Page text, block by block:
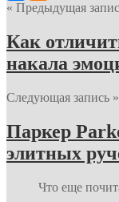
« Предыдущая
Как
накала
Следующая запись »
Паркер
элитных
Что еще